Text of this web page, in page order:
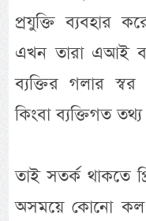
প্রযুক্তি ব্যবহার
এখন তারা এআই
ব্যক্তির গলার
কিংবা ব্যক্তিগত তথ্য।
তাই সতর্ক থাকতে
অসময়ে কোনো কল